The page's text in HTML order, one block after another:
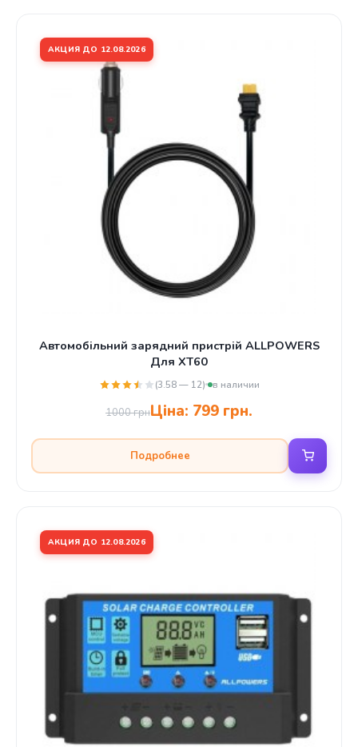
АКЦИЯ ДО 12.08.2026
Автомобільний зарядний пристрій ALLPOWERS
Для XT60
(3.58 — 12) в наличии
1000 грнЦіна: 799 грн.
Подробнее
АКЦИЯ ДО 12.08.2026